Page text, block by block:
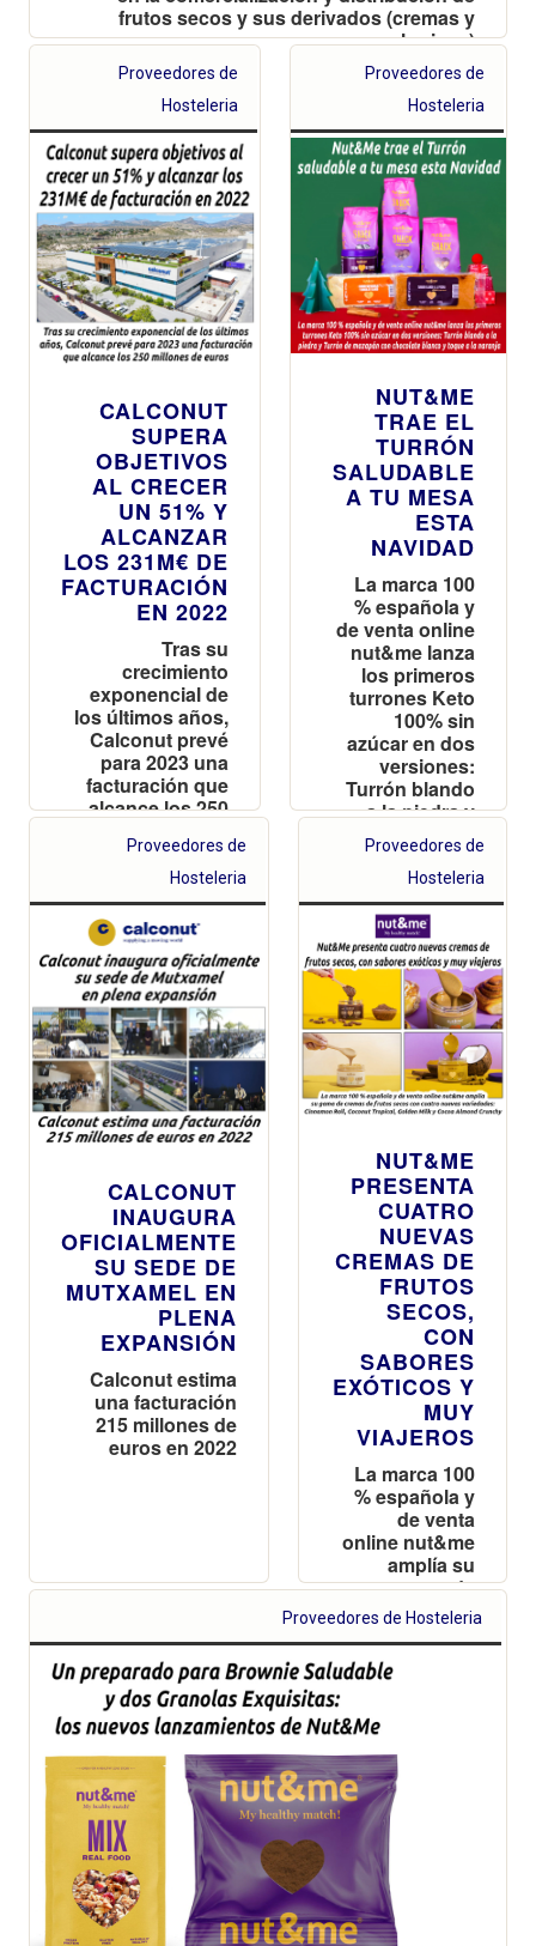
frutos secos y sus derivados (cremas y
harinas)
Proveedores de
Hosteleria
CALCONUT
SUPERA
OBJETIVOS
AL CRECER
UN 51% Y
ALCANZAR
LOS 231M€ DE
FACTURACIÓN
EN 2022
Tras su
crecimiento
exponencial de
los últimos años,
Calconut prevé
para 2023 una
facturación que
alcance los 250
euros
Proveedores de
Hosteleria
NUT&ME
TRAE EL
TURRÓN
SALUDABLE
A TU MESA
ESTA
NAVIDAD
La marca 100
% española y
de venta online
nut&me lanza
los primeros
turrones Keto
100% sin
azúcar en dos
versiones:
Turrón blando
a la piedra y
Turrón de
mazapán con
chocolate
blanco y toque
a la naranja
Proveedores de
Hosteleria
CALCONUT
INAUGURA
OFICIALMENTE
SU SEDE DE
MUTXAMEL EN
PLENA
EXPANSIÓN
Calconut estima
una facturación
215 millones de
euros en 2022
Proveedores de
Hosteleria
NUT&ME
PRESENTA
CUATRO
NUEVAS
CREMAS DE
FRUTOS
SECOS,
CON
SABORES
EXÓTICOS Y
MUY
VIAJEROS
La marca 100
% española y
de venta
online nut&me
amplía su
gama de
cremas de
frutos secos
con cuatro
Tropical,
Golden Milk y
Proveedores de Hosteleria